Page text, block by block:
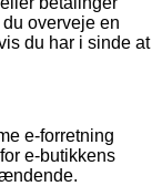
overveje en
du har i sinde at
e-forretning
e-butikkens